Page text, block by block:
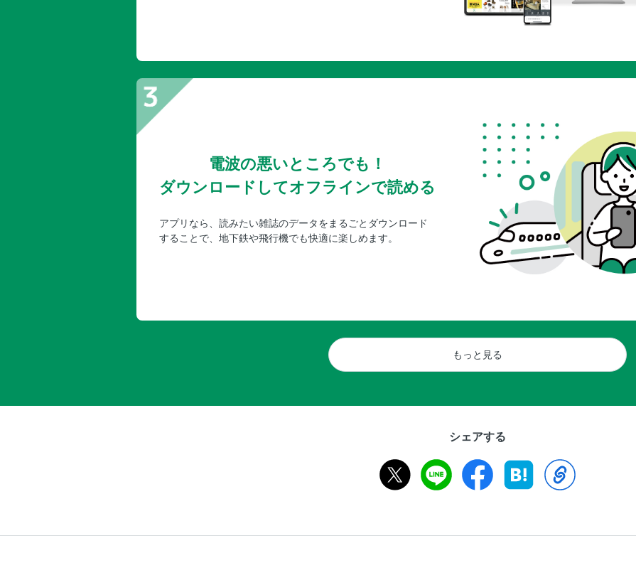
電波の悪いところでも！
ダウンロードしてオフラインで読める
アプリなら、読みたい雑誌のデータをまるごとダウンロード
することで、地下鉄や飛行機でも快適に楽しめます。
もっと見る
シェアする